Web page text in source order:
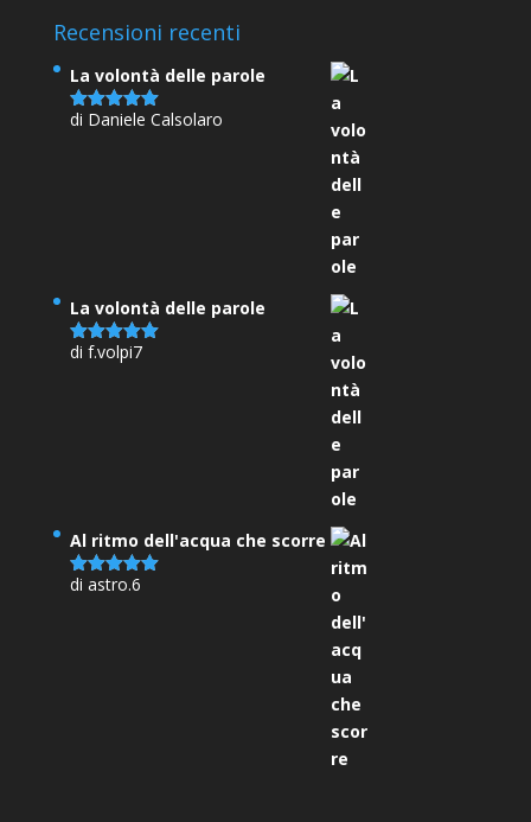
Recensioni recenti
La volontà delle parole
Valutato5
di Daniele Calsolaro
La volontà delle parole
Valutato 5
di f.volpi7
Al ritmo dell'acqua che scorre
Valutato5
di astro.6